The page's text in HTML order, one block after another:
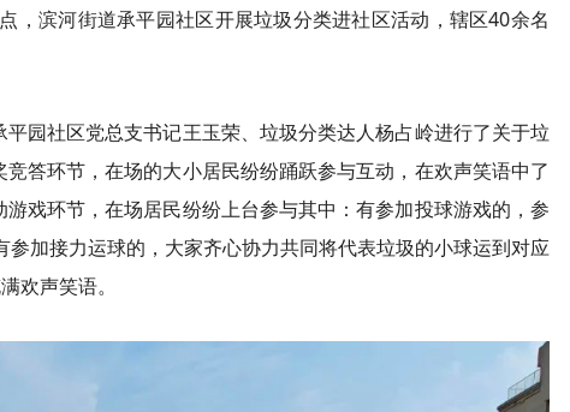
，滨河街道承平园社区开展垃圾分类进社区活动，辖区40余名
平园社区党总支书记王玉荣、垃圾分类达人杨占岭进行了关于垃
答环节，在场的大小居民纷纷踊跃参与互动，在欢声笑语中了
戏环节，在场居民纷纷上台参与其中：有参加投球游戏的，参
加接力运球的，大家齐心协力共同将代表垃圾的小球运到对应
欢声笑语。